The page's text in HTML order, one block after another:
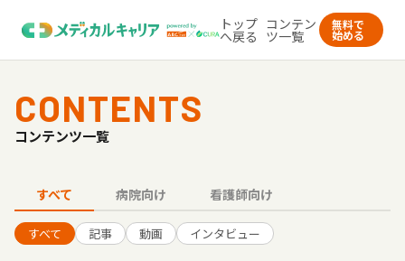
トップ
へ戻る
コンテン
ツ一覧
無料で
始める
CONTENTS
コンテンツ一覧
すべて 病院向け 看護師向け
すべて 記事 動画 インタビュー